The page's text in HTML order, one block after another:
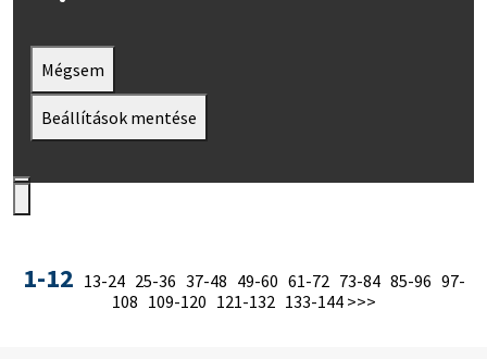
Mégsem
Beállítások mentése
1-12 13-24 25-36 37-48 49-60 61-72 73-84 85-96 97-
108 109-120 121-132 133-144 >>>